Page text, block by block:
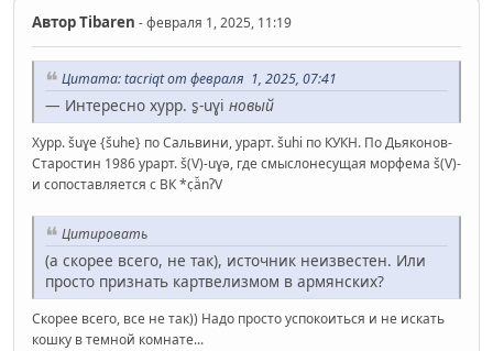
АвторTibaren - февраля 1, 2025, 11:19
Цитата: ‌tacriqt от февраля 1, 2025, 07:41
— Интересно хурр. s̮-uɣi новый
Хурр. šuɣe {šuhe} по Сальвини, урарт. šuhi по КУКН. По Дьяконов-
Старостин 1986 урарт. š(V)-uɣǝ, где смыслонесущая морфема š(V)-
и сопоставляется с ВК *c̣ä̆nʔV
Цитировать
(а скорее всего, не так), источник неизвестен. Или
просто признать картвелизмом в армянских?
Скорее всего, все не так)) Надо просто успокоиться и не искать
кошку в темной комнате...